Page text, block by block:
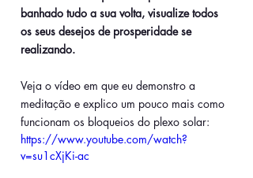
banhado tudo a sua volta, visualize todos
os seus desejos de prosperidade se
realizando.
Veja o vídeo em que eu demonstro a
meditação e explico um pouco mais como
funcionam os bloqueios do plexo solar:
https://www.youtube.com/watch?
v=su1cXjKi-ac